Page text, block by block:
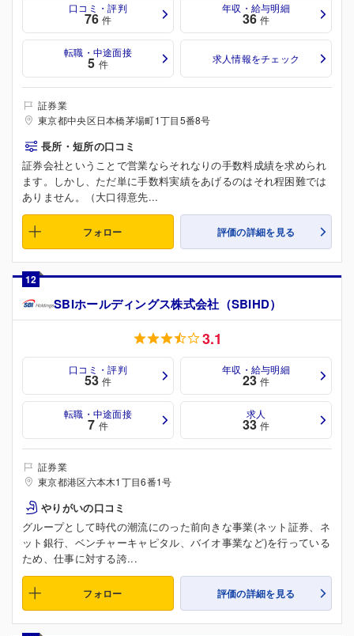
口コミ・評判
76 件
年収・給与明細
36 件
転職・中途面接
5 件 求人情報をチェック
証券業
東京都中央区日本橋茅場町1丁目5番8号
長所・短所の口コミ
証券会社ということで営業ならそれなりの手数料成績を求められ
ます。しかし、ただ単に手数料実績をあげるのはそれ程困難では
ありません。（大口得意先...
フォロー 評価の詳細を見る
12
SBIホールディングス株式会社（SBIHD）
3.1
口コミ・評判
53 件
年収・給与明細
23 件
転職・中途面接
7 件
求人
33 件
証券業
東京都港区六本木1丁目6番1号
やりがいの口コミ
グループとして時代の潮流にのった前向きな事業(ネット証券、ネ
ット銀行、ベンチャーキャピタル、バイオ事業など)を行っている
ため、仕事に対する誇...
フォロー 評価の詳細を見る